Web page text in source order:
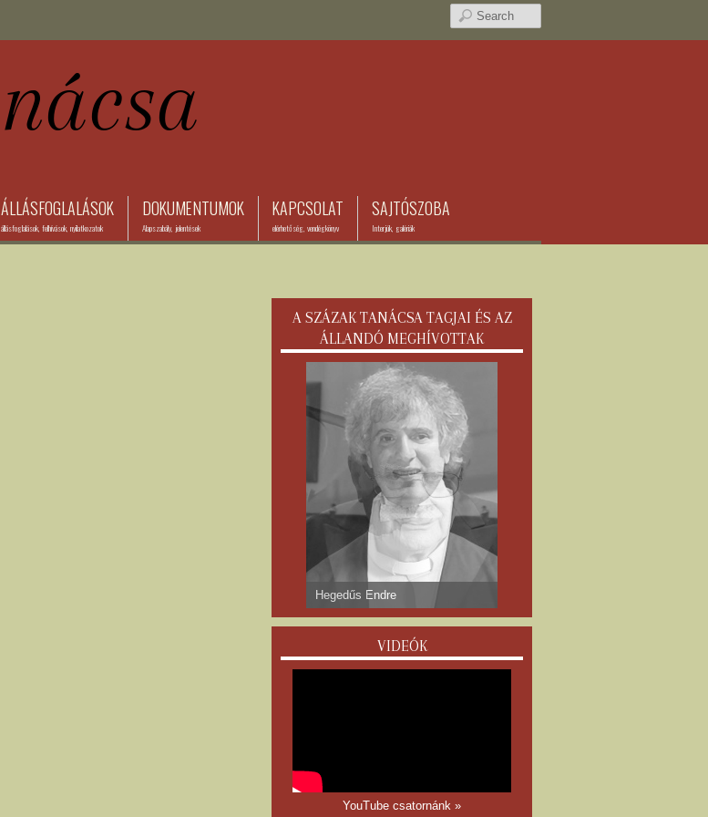
ÁLLÁSFOGLALÁSOK
állásfoglalások, felhívások, nyilatkozatok
DOKUMENTUMOK
Alapszabály, jelentések
KAPCSOLAT
elérhetőség, vendégkönyv
SAJTÓSZOBA
Interjúk, galériák
A SZÁZAK TANÁCSA TAGJAI ÉS AZ
ÁLLANDÓ MEGHÍVOTTAK
dr. Gyulay Endre
VIDEÓK
YouTube csatornánk »